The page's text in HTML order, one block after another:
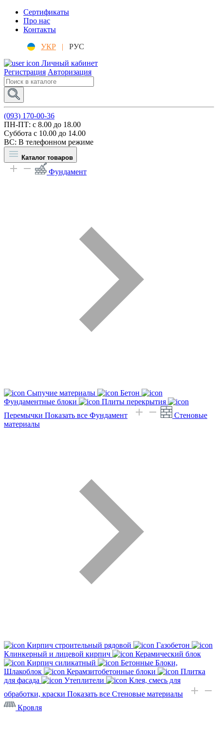
Сертификаты
Про нас
Контакты
УКР |
РУС
Личный кабинет
Регистрация Авторизация
(093) 170-00-36
ПН-ПТ: c 8.00 до 18.00
Суббота с 10.00 до 14.00
ВС: В телефонном режиме
Каталог товаров
Фундамент
Сыпучие материалы
Бетон
Фундаментные блоки
Плиты перекрытия
Перемычки Показать все Фундамент
Стеновые
материалы
Кирпич строительный рядовой
Газобетон
Клинкерный и лицевой кирпич
Керамический блок
Кирпич силикатный
Бетонные Блоки,
Шлакоблок
Керамзитобетонные блоки
Плитка
для фасада
Утеплители
Клея, смесь для
обработки, краски Показать все Стеновые материалы
Кровля